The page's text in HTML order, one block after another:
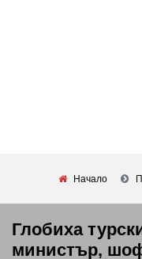
Начало
Глобиха
министър,